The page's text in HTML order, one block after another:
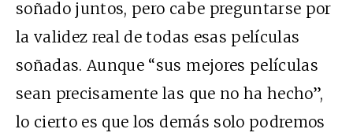
soñado juntos, pero cabe preguntarse por
la validez real de todas esas películas
soñadas. Aunque “sus mejores películas
sean precisamente las que no ha hecho”,
lo cierto es que los demás solo podremos